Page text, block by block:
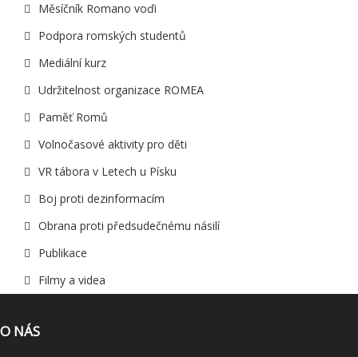
Měsíčník Romano voďi
Podpora romských studentů
Mediální kurz
Udržitelnost organizace ROMEA
Paměť Romů
Volnočasové aktivity pro děti
VR tábora v Letech u Písku
Boj proti dezinformacím
Obrana proti předsudečnému násilí
Publikace
Filmy a videa
O NÁS